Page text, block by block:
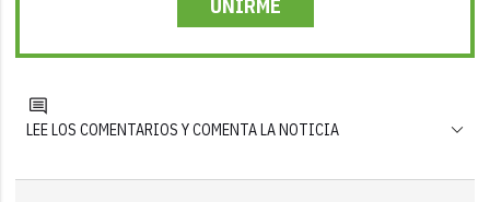
UNIRME
LEE LOS COMENTARIOS Y COMENTA LA NOTICIA